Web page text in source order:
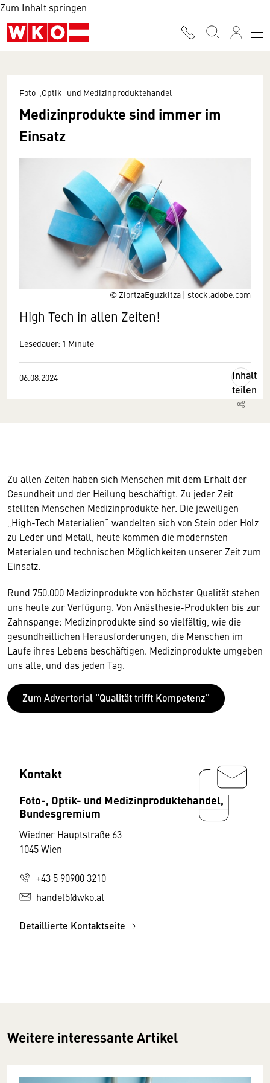
Zum Inhalt springen
© ZiortzaEguzkitza | stock.adobe.com
Foto-,Optik- und Medizinproduktehandel
Medizinprodukte sind immer im
Einsatz
High Tech in allen Zeiten!
Lesedauer: 1 Minute
06.08.2024
Inhalt
teilen
Zu allen Zeiten haben sich Menschen mit dem Erhalt der
Gesundheit und der Heilung beschäftigt. Zu jeder Zeit
stellten Menschen Medizinprodukte her. Die jeweiligen
„High-Tech Materialien“ wandelten sich von Stein oder Holz
zu Leder und Metall, heute kommen die modernsten
Materialen und technischen Möglichkeiten unserer Zeit zum
Einsatz.
Rund 750.000 Medizinprodukte von höchster Qualität stehen
uns heute zur Verfügung. Von Anästhesie-Produkten bis zur
Zahnspange: Medizinprodukte sind so vielfältig, wie die
gesundheitlichen Herausforderungen, die Menschen im
Laufe ihres Lebens beschäftigen. Medizinprodukte umgeben
uns alle, und das jeden Tag.
Zum Advertorial "Qualität trifft Kompetenz"
Kontakt
Foto-, Optik- und Medizinproduktehandel,
Bundesgremium
Wiedner Hauptstraße 63
1045 Wien
+43 5 90900 3210
handel5@wko.at
Detaillierte Kontaktseite
Weitere interessante Artikel